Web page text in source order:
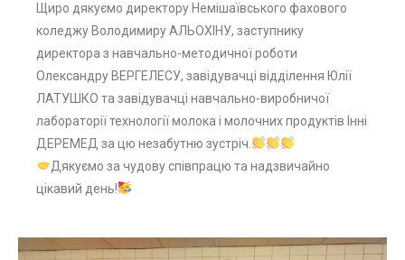
Щиро дякуємо директору Немішаївського фахового
коледжу Володимиру АЛЬОХІНУ, заступнику
директора з навчально-методичної роботи
Олександру ВЕРГЕЛЕСУ, завідувачці відділення Юлії
ЛАТУШКО та завідувачці навчально-виробничої
лабораторії технології молока і молочних продуктів Інні
ДЕРЕМЕД за цю незабутню зустріч.
Дякуємо за чудову співпрацю та надзвичайно
цікавий день!